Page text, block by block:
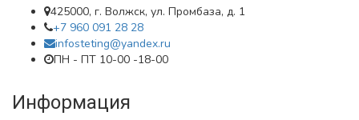
425000, г. Волжск, ул. Промбаза, д. 1
+7 960 091 28 28
infosteting@yandex.ru
ПН - ПТ 10-00 -18-00
Информация